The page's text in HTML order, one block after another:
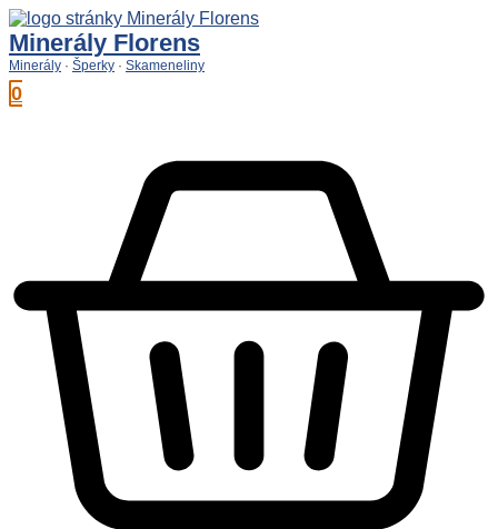
Preskočiť
na
obsah
Minerály Florens
Minerály · Šperky · Skameneliny
0